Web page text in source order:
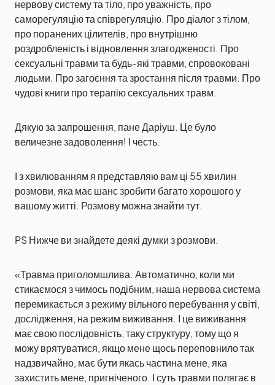
нервову систему та тіло, про уважність, про
саморегуляцію та співрегуляцію. Про діалог з тілом,
про поранених цілителів, про внутрішню
роздробленість і відновлення злагодженості. Про
сексуальні травми та будь-які травми, спровоковані
людьми. Про загоєння та зростання після травми. Про
чудові книги про терапію сексуальних травм.
Дякую за запрошення, пане Даріуш. Це було
величезне задоволення! І честь.
І з хвилюванням я представляю вам ці 55 хвилин
розмови, яка має шанс зробити багато хорошого у
вашому житті. Розмову можна знайти тут.
PS Нижче ви знайдете деякі думки з розмови.
«Травма приголомшлива. Автоматично, коли ми
стикаємося з чимось подібним, наша нервова система
перемикається з режиму вільного перебування у світі,
дослідження, на режим виживання. І це виживання
має свою послідовність, таку структуру, тому що я
можу врятуватися, якщо мене щось переповнило так
надзвичайно, має бути якась частина мене, яка
захистить мене, пригніченого. І суть травми полягає в